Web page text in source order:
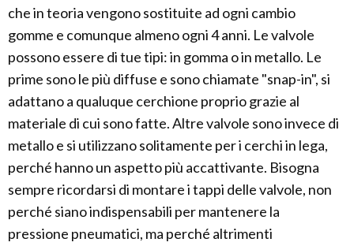
che in teoria vengono sostituite ad ogni cambio
gomme e comunque almeno ogni 4 anni. Le valvole
possono essere di tue tipi: in gomma o in metallo. Le
prime sono le più diffuse e sono chiamate "snap-in", si
adattano a qualuque cerchione proprio grazie al
materiale di cui sono fatte. Altre valvole sono invece di
metallo e si utilizzano solitamente per i cerchi in lega,
perché hanno un aspetto più accattivante. Bisogna
sempre ricordarsi di montare i tappi delle valvole, non
perché siano indispensabili per mantenere la
pressione pneumatici, ma perché altrimenti